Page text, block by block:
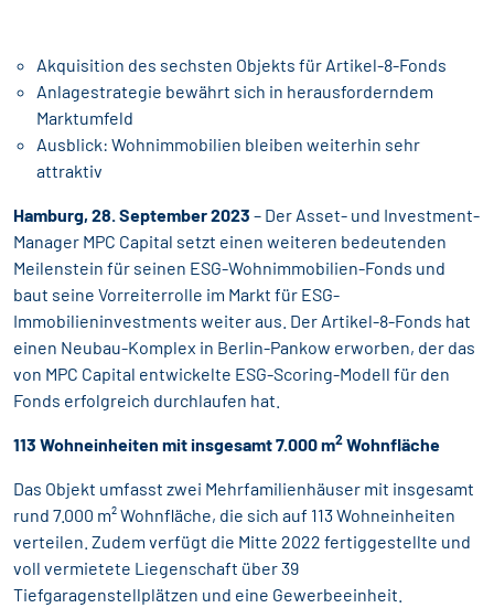
Akquisition des sechsten Objekts für Artikel-8-Fonds
Anlagestrategie bewährt sich in herausforderndem
Marktumfeld
Ausblick: Wohnimmobilien bleiben weiterhin sehr
attraktiv
Hamburg, 28. September 2023 – Der Asset- und Investment-
Manager MPC Capital setzt einen weiteren bedeutenden
Meilenstein für seinen ESG-Wohnimmobilien-Fonds und
baut seine Vorreiterrolle im Markt für ESG-
Immobilieninvestments weiter aus. Der Artikel-8-Fonds hat
einen Neubau-Komplex in Berlin-Pankow erworben, der das
von MPC Capital entwickelte ESG-Scoring-Modell für den
Fonds erfolgreich durchlaufen hat.
113 Wohneinheiten mit insgesamt 7.000 m2 Wohnfläche
Das Objekt umfasst zwei Mehrfamilienhäuser mit insgesamt
rund 7.000 m² Wohnfläche, die sich auf 113 Wohneinheiten
verteilen. Zudem verfügt die Mitte 2022 fertiggestellte und
voll vermietete Liegenschaft über 39
Tiefgaragenstellplätzen und eine Gewerbeeinheit.